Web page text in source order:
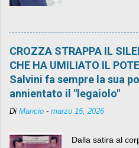
quelli che si
CROZZA STRAPPA IL
CHE HA UMILIATO IL
Salvini fa sempre la sua
annientato il "legaiolo"
Di Mancio - marzo 15, 2026
Dalla satira al